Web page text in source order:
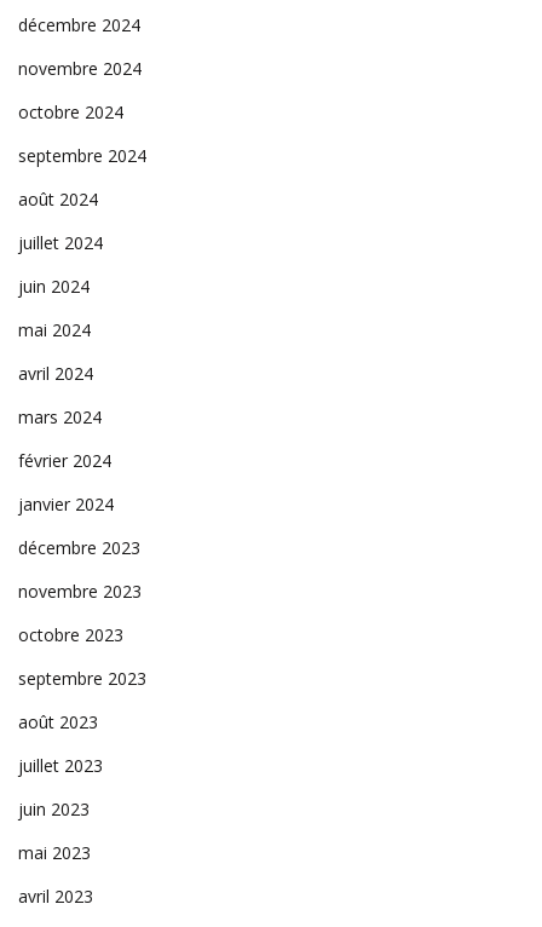
décembre 2024
novembre 2024
octobre 2024
septembre 2024
août 2024
juillet 2024
juin 2024
mai 2024
avril 2024
mars 2024
février 2024
janvier 2024
décembre 2023
novembre 2023
octobre 2023
septembre 2023
août 2023
juillet 2023
juin 2023
mai 2023
avril 2023